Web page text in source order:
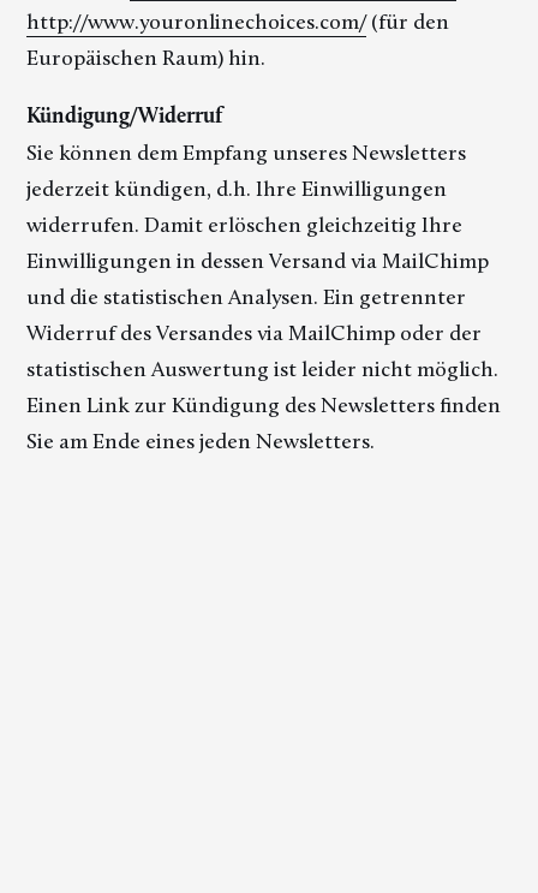
http://www.youronlinechoices.com/(für den
Europäischen Raum) hin.
Kündigung/Widerruf
Sie können dem Empfang unseres Newsletters
jederzeit kündigen, d.h. Ihre Einwilligungen
widerrufen. Damit erlöschen gleichzeitig Ihre
Einwilligungen in dessen Versand via MailChimp
und die statistischen Analysen. Ein getrennter
Widerruf des Versandes via MailChimp oder der
statistischen Auswertung ist leider nicht möglich.
Einen Link zur Kündigung des Newsletters finden
Sie am Ende eines jeden Newsletters.